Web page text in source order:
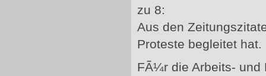
zu 8:
Aus den
Proteste begleitet hat.
FÃ¼r die Arbeits- und